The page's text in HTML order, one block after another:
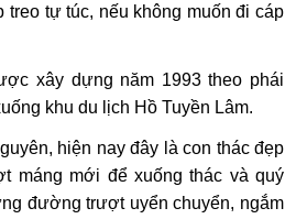
tự túc, nếu không muốn đi cáp
xây dựng năm 1993 theo phái
khu du lịch Hồ Tuyền Lâm.
hiện nay đây là con thác đẹp
máng mới để xuống thác và quý
đường trượt uyển chuyển, ngắm